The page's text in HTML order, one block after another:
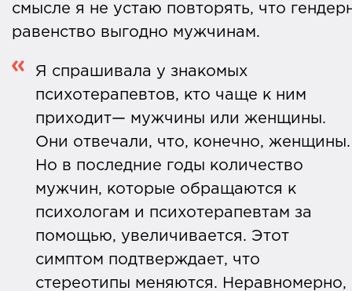
смысле я не устаю повторять, что
равенство выгодно мужчинам.
Я спрашивала у знакомых
психотерапевтов, кто чаще к ним
приходит— мужчины или женщины.
Они отвечали, что, конечно, женщины.
Но в последние годы количество
мужчин, которые обращаются к
психологам и психотерапевтам за
помощью, увеличивается. Этот
симптом подтверждает, что
стереотипы меняются. Неравномерно,